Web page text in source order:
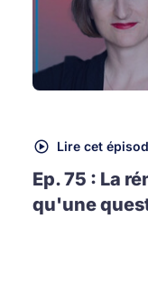
Lire cet
Ep. 75 : La
qu'une